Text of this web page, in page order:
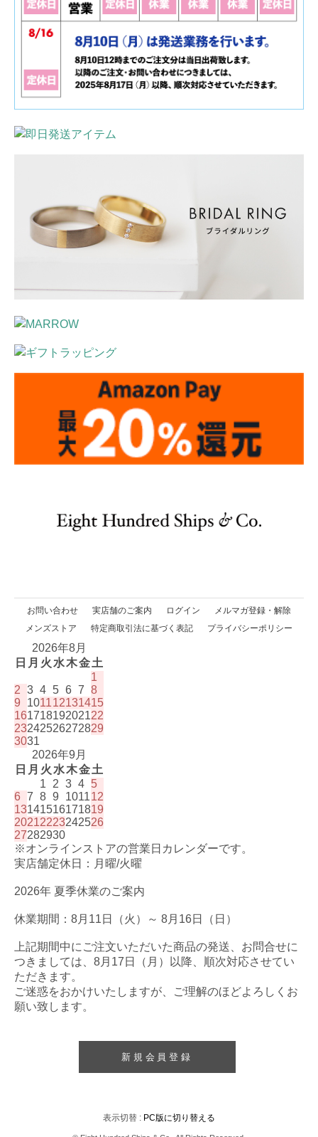
お問い合わせ 実店舗のご案内 ログイン
メルマガ登録・解除
メンズストア
特定商取引法に基づく表記 プライバシーポリシー
2026年8月
日 月 火 水木金土
1
2 3 4 5 6 7 8
9
101112131415
16171819202122
23242526272829
3031
2026年9月
日 月 火 水木金土
1
2 3 4 5
6 7 8 9 101112
13141516171819
20212223242526
27282930
※オンラインストアの営業日カレンダーです。
実店舗定休日：月曜/火曜
2026年 夏季休業のご案内
休業期間：8月11日（火）～ 8月16日（日）
上記期間中にご注文いただいた商品の発送、お問合せに
つきましては、8月17日（月）以降、順次対応させてい
ただきます。
ご迷惑をおかけいたしますが、ご理解のほどよろしくお
願い致します。
新規会員登録
表示切替 : PC版に切り替える